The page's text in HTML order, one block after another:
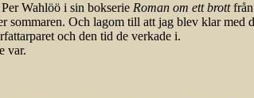
Wahlöö i sin bokserie Roman om ett brottfrån
Och lagom till att jag blev klar med
och den tid de verkade i.
var.